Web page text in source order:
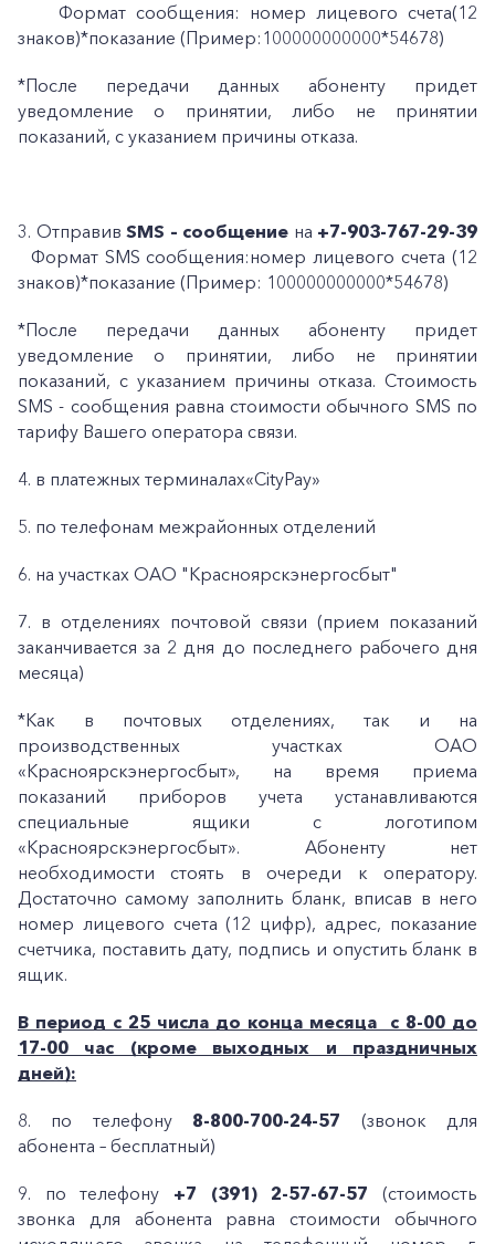
Формат сообщения: номер лицевого счета(12
знаков)*показание (Пример:100000000000*54678)
*После передачи данных абоненту придет
уведомление о принятии, либо не принятии
показаний, с указанием причины отказа.
3. Отправив SMS – сообщение на +7-903-767-29-39
Формат SMS сообщения:номер лицевого счета (12
знаков)*показание (Пример: 100000000000*54678)
*После передачи данных абоненту придет
уведомление о принятии, либо не принятии
показаний, с указанием причины отказа. Стоимость
SMS - сообщения равна стоимости обычного SMS по
тарифу Вашего оператора связи.
4. в платежных терминалах«CityPay»
5. по телефонам межрайонных отделений
6. на участках ОАО "Красноярскэнергосбыт"
7. в отделениях почтовой связи (прием показаний
заканчивается за 2 дня до последнего рабочего дня
месяца)
*Как в почтовых отделениях, так и на
производственных участках ОАО
«Красноярскэнергосбыт», на время приема
показаний приборов учета устанавливаются
специальные ящики с логотипом
«Красноярскэнергосбыт». Абоненту нет
необходимости стоять в очереди к оператору.
Достаточно самому заполнить бланк, вписав в него
номер лицевого счета (12 цифр), адрес, показание
счетчика, поставить дату, подпись и опустить бланк в
ящик.
В период с 25 числа до конца месяца с 8-00 до
17-00 час (кроме выходных и праздничных
дней):
8. по телефону 8-800-700-24-57 (звонок для
абонента – бесплатный)
9. по телефону +7 (391) 2-57-67-57 (стоимость
звонка для абонента равна стоимости обычного